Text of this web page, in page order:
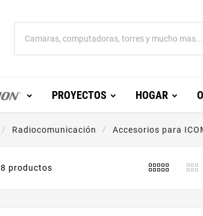
PROYECTOS HOGAR
Radiocomunicación Accesorios para
8 productos